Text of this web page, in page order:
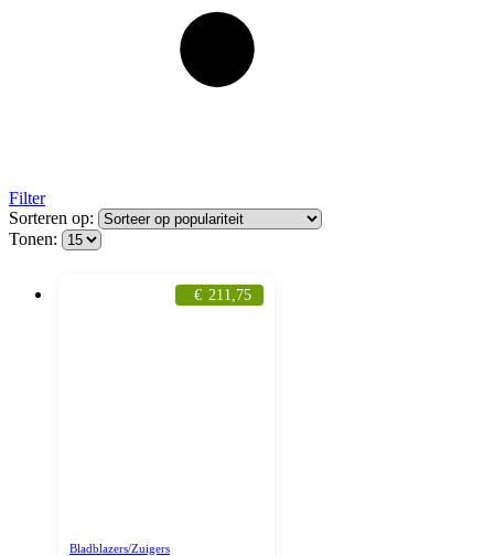
Filter
Sorteren op:
Tonen:
€ 211,75
Bladblazers/Zuigers